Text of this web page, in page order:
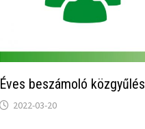
Éves beszámoló közgyűlés
2022-03-20